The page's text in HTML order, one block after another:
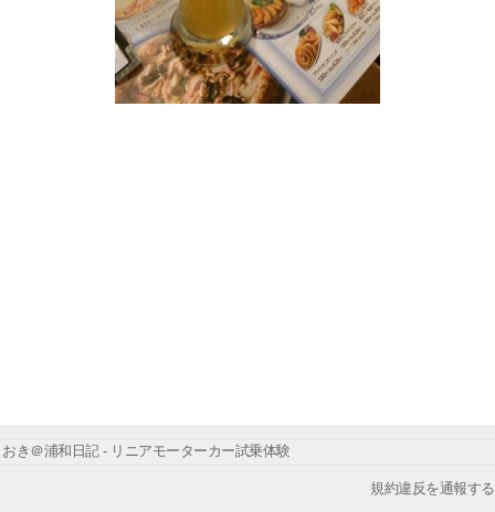
おき＠浦和日記 - リニアモーターカー試乗体験
規約違反を通報する